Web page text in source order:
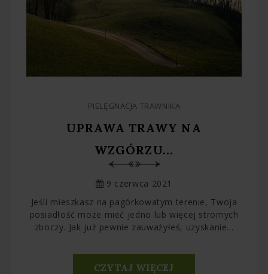
PIELĘGNACJA TRAWNIKA
UPRAWA TRAWY NA
WZGÓRZU...
9 czerwca 2021
Jeśli mieszkasz na pagórkowatym terenie, Twoja
posiadłość może mieć jedno lub więcej stromych
zboczy. Jak już pewnie zauważyłeś, uzyskanie...
CZYTAJ WIĘCEJ